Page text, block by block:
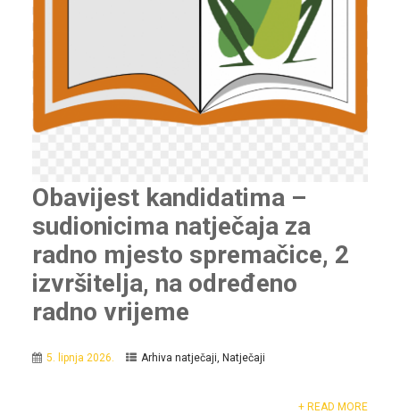
Obavijest kandidatima –
sudionicima natječaja za
radno mjesto spremačice, 2
izvršitelja, na određeno
radno vrijeme
5. lipnja 2026. Arhiva natječaji, Natječaji
+ READ MORE